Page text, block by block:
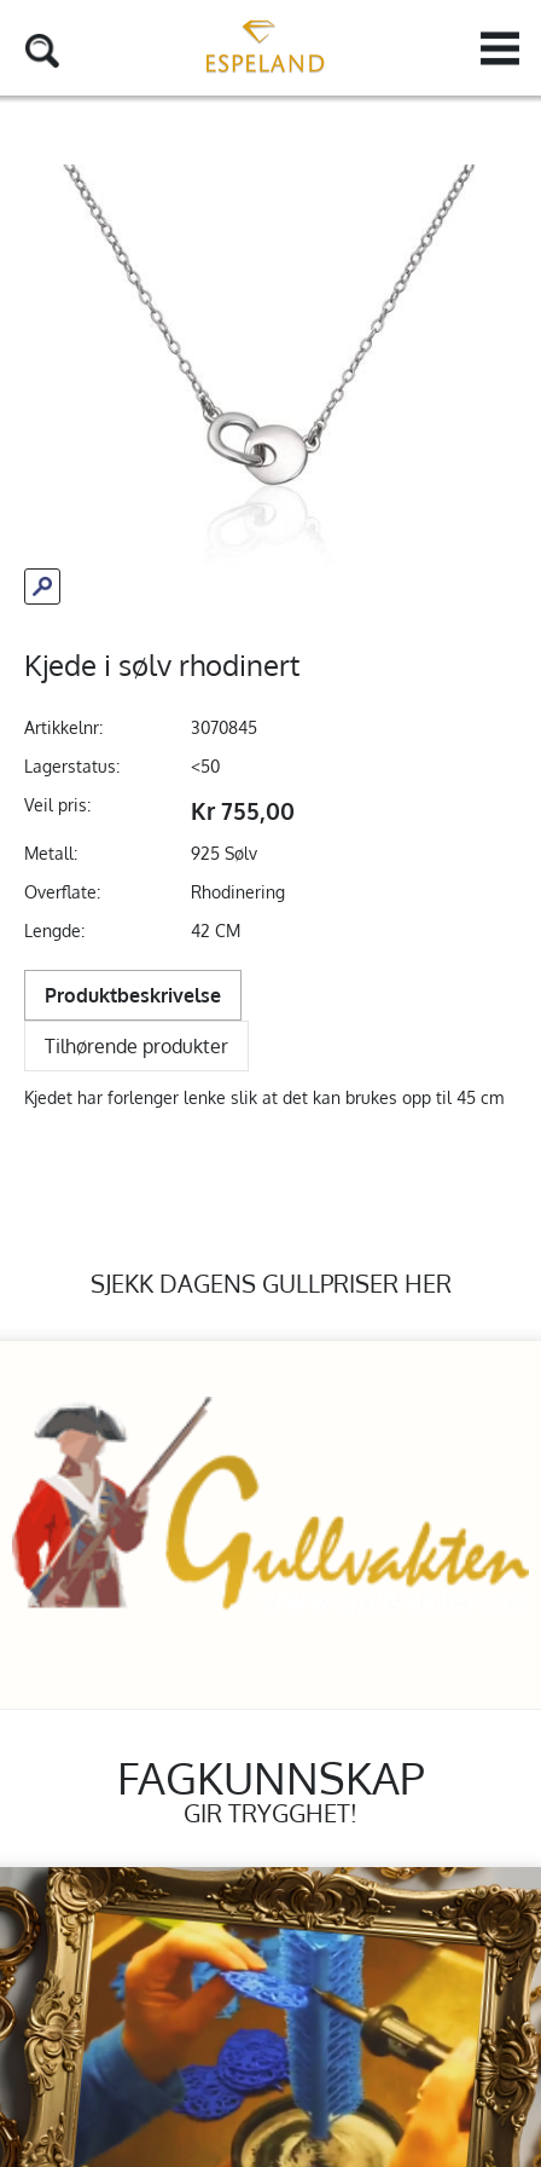
Kjede i sølv rhodinert
Artikkelnr:
3070845
Lagerstatus:
<50
Veil pris:
Kr 755,00
Metall:
925 Sølv
Overflate:
Rhodinering
Lengde:
42 CM
Produktbeskrivelse
Tilhørende produkter
Kjedet har forlenger lenke slik at det kan brukes opp til 45 cm
SJEKK DAGENS GULLPRISER HER
FAGKUNNSKAP
GIR TRYGGHET!